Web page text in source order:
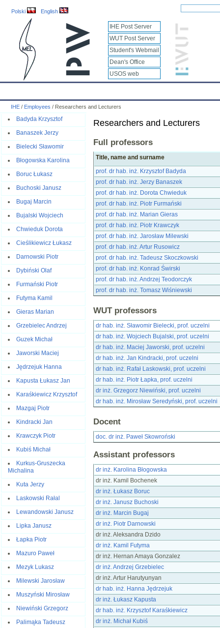
Polski English
IHE Post Server
WUT Post Server
Student's Webmail
Dean's Office
USOS web
IHE / Employees / Researchers and Lecturers
Badyda Krzysztof
Banaszek Jerzy
Bielecki Sławomir
Błogowska Karolina
Boruc Łukasz
Buchoski Janusz
Bugaj Marcin
Bujalski Wojciech
Chwieduk Dorota
Cieślikiewicz Łukasz
Darnowski Piotr
Dybiński Olaf
Furmański Piotr
Futyma Kamil
Gieras Marian
Grzebielec Andrzej
Guzek Michał
Jaworski Maciej
Jędrzejuk Hanna
Kapusta Łukasz Jan
Karaśkiewicz Krzysztof
Mazgaj Piotr
Kindracki Jan
Krawczyk Piotr
Kubiś Michał
Kurkus-Gruszecka
Michalina
Kuta Jerzy
Laskowski Rałal
Lewandowski Janusz
Lipka Janusz
Łapka Piotr
Mazuro Paweł
Mezyk Lukasz
Milewski Jarosław
Muszyński Mirosław
Niewiński Grzegorz
Palimąka Tadeusz
Researchers and Lecturers
Full professors
Title, name and surname
prof. dr hab. inż. Krzysztof Badyda
prof. dr hab. inż. Jerzy Banaszek
prof. dr hab. inż. Dorota Chwieduk
prof. dr hab. inż. Piotr Furmański
prof. dr hab. inż. Marian Gieras
prof. dr hab. inż. Piotr Krawczyk
prof. dr hab. inż. Jarosław Milewski
prof. dr hab. inż. Artur Rusowicz
prof. dr hab. inż. Tadeusz Skoczkowski
prof. dr hab. inż. Konrad Świrski
prof. dr hab. inż. Andrzej Teodorczyk
prof. dr hab. inż. Tomasz Wiśniewski
WUT professors
dr hab. inż. Sławomir Bielecki, prof. uczelni
dr hab. inż. Wojciech Bujalski, prof. uczelni
dr hab. inż. Maciej Jaworski, prof. uczelni
dr hab. inż. Jan Kindracki, prof. uczelni
dr hab. inż. Rafał Laskowski, prof. uczelni
dr hab. inż. Piotr Łapka, prof. uczelni
dr inż. Grzegorz Niewiński, prof. uczelni
dr hab. inż. Mirosław Seredyński, prof. uczelni
Docent
doc. dr inż. Paweł Skowroński
Assistant professors
dr inż. Karolina Błogowska
dr inż. Kamil Bochenek
dr inż. Łukasz Boruc
dr inż. Janusz Buchoski
dr inż. Marcin Bugaj
dr inż. Piotr Darnowski
dr inż. Aleksandra Dzido
dr inż. Kamil Futyma
dr inż. Hernan Amaya Gonzalez
dr inż. Andrzej Grzebielec
dr inż. Artur Harutyunyan
dr hab. inż. Hanna Jędrzejuk
dr inż. Łukasz Kapusta
dr hab. inż. Krzysztof Karaśkiewicz
dr inż. Michał Kubiś